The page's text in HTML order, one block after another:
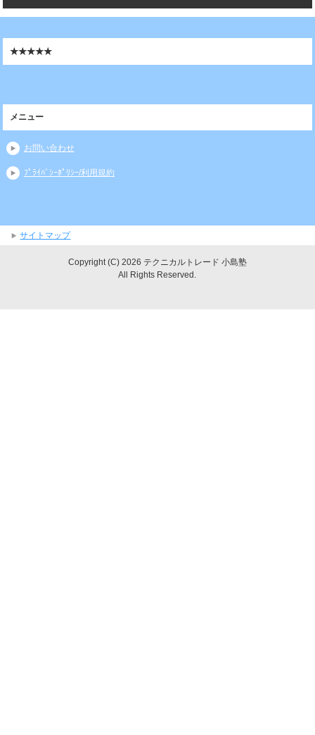
★★★★★
メニュー
お問い合わせ
ﾌﾟﾗｲﾊﾞｼｰﾎﾟﾘｼｰ/利用規約
サイトマップ
Copyright (C) 2026 テクニカルトレード 小島塾
All Rights Reserved.